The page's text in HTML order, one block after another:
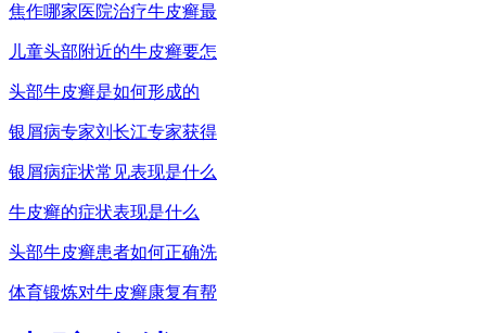
焦作哪家医院治疗牛皮癣最
儿童头部附近的牛皮癣要怎
头部牛皮癣是如何形成的
银屑病专家刘长江专家获得
银屑病症状常见表现是什么
牛皮癣的症状表现是什么
头部牛皮癣患者如何正确洗
体育锻炼对牛皮癣康复有帮